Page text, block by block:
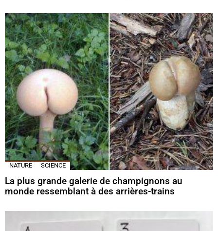
NATURE SCIENCE
La plus grande galerie de champignons au
monde ressemblant à des arrières-trains